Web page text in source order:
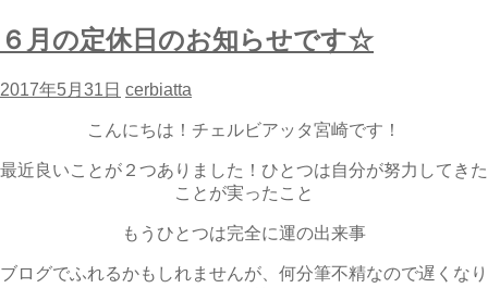
６月の定休日のお知らせです☆
2017年5月31日 cerbiatta
こんにちは！チェルビアッタ宮崎です！
最近良いことが２つありました！ひとつは自分が努力してきた
ことが実ったこと
もうひとつは完全に運の出来事
ブログでふれるかもしれませんが、何分筆不精なので遅くなり